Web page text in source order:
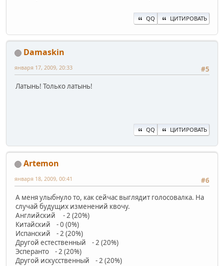
QQ ЦИТИРОВАТЬ
Damaskin
#5
января 17, 2009, 20:33
Латынь! Только латынь!
QQ ЦИТИРОВАТЬ
Artemon
#6
января 18, 2009, 00:41
А меня улыбнуло то, как сейчас выглядит голосовалка. На
случай будущих изменений квочу.
Английский - 2 (20%)
Китайский - 0 (0%)
Испанский - 2 (20%)
Другой естественный - 2 (20%)
Эсперанто - 2 (20%)
Другой искусственный - 2 (20%)